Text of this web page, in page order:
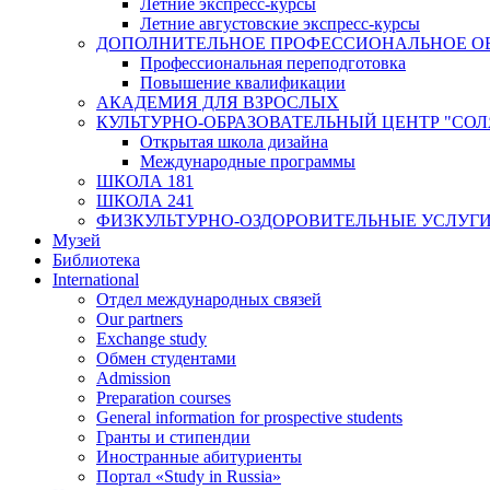
Летние экспресс-курсы
Летние августовские экспресс-курсы
ДОПОЛНИТЕЛЬНОЕ ПРОФЕССИОНАЛЬНОЕ
Профессиональная переподготовка
Повышение квалификации
АКАДЕМИЯ ДЛЯ ВЗРОСЛЫХ
КУЛЬТУРНО-ОБРАЗОВАТЕЛЬНЫЙ ЦЕНТР
Открытая школа дизайна
Международные программы
ШКОЛА 181
ШКОЛА 241
ФИЗКУЛЬТУРНО-ОЗДОРОВИТЕЛЬНЫЕ УСЛУГИ
Музей
Библиотека
International
Отдел международных связей
Our partners
Exchange study
Обмен студентами
Admission
Preparation courses
General information for prospective students
Гранты и стипендии
Иностранные абитуриенты
Портал «Study in Russia»